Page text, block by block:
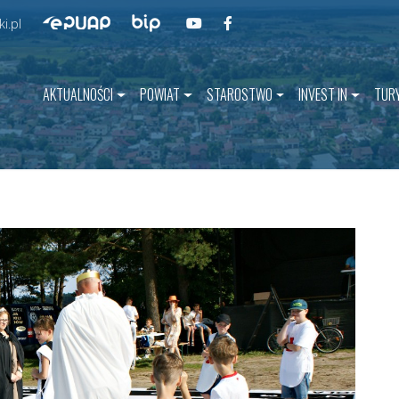
Przejdź do ePUAPPrzejdź do BIPPrzejdź do naszego kanału na
AKTUALNOŚCI POWIAT STAROSTWO INVEST IN